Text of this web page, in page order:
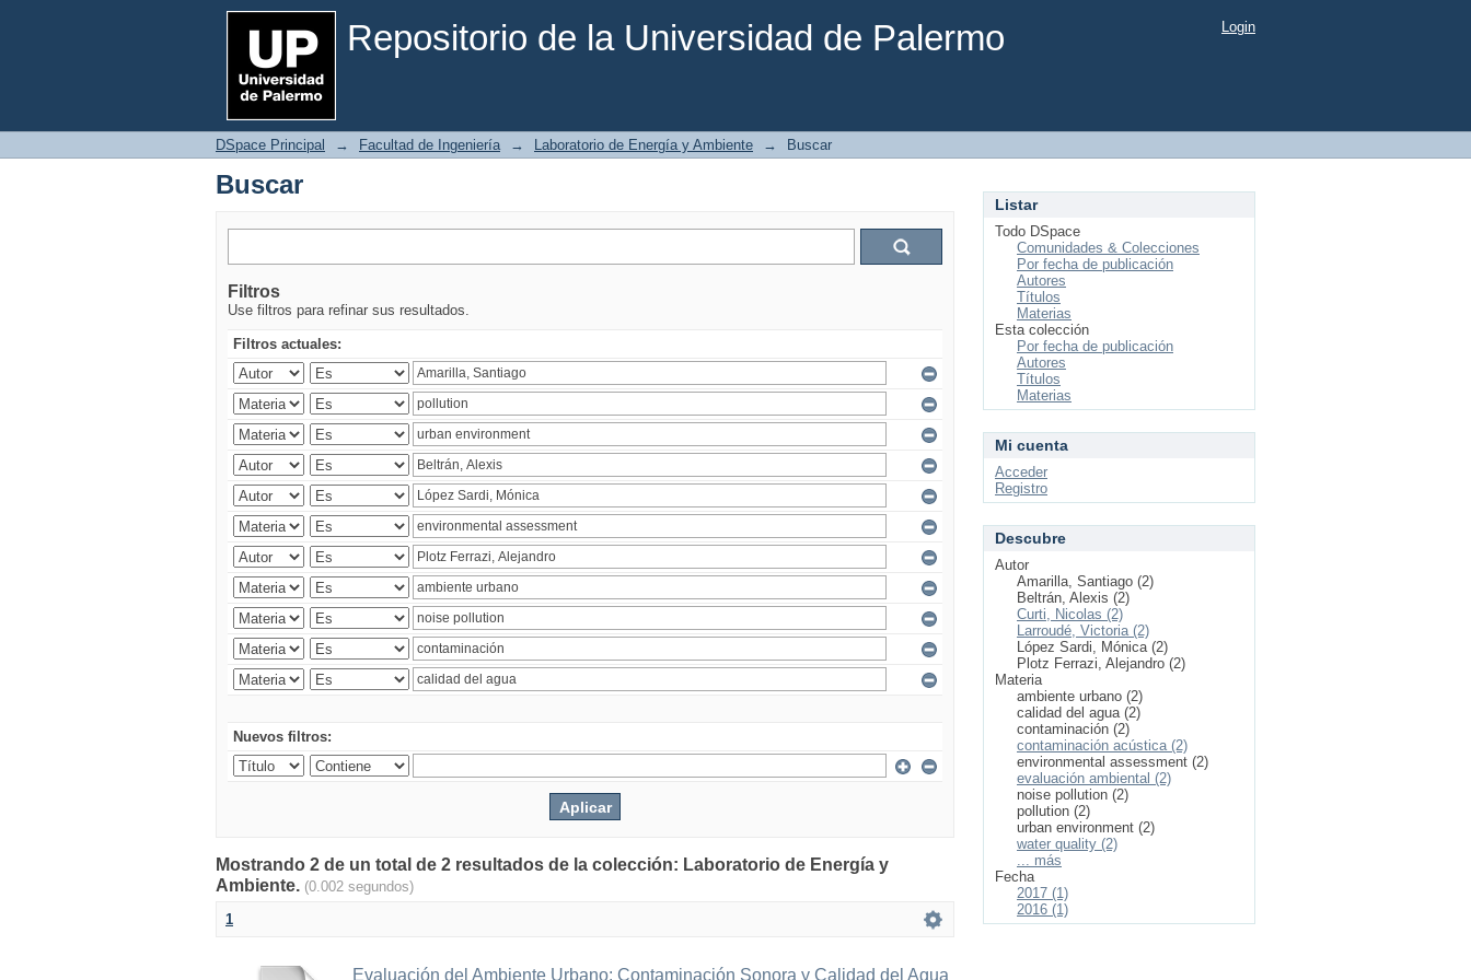
Repositorio de la Universidad de Palermo
Buscar Login
DSpace Principal → Facultad de Ingeniería → Laboratorio de Energía y Ambiente → Buscar
Buscar
Filtros
Use filtros para refinar sus resultados.
Filtros actuales:
Nuevos filtros:
Mostrando 2 de un total de 2 resultados de la colección: Laboratorio de Energía y
Ambiente. (0.002 segundos)
1
Evaluación del Ambiente Urbano: Contaminación Sonora y Calidad del Agua
Listar
Todo DSpace
Comunidades & Colecciones
Por fecha de publicación
Autores
Títulos
Materias
Esta colección
Por fecha de publicación
Autores
Títulos
Materias
Mi cuenta
Acceder
Registro
Descubre
Autor
Amarilla, Santiago (2)
Beltrán, Alexis (2)
Curti, Nicolas (2)
Larroudé, Victoria (2)
López Sardi, Mónica (2)
Plotz Ferrazi, Alejandro (2)
Materia
ambiente urbano (2)
calidad del agua (2)
contaminación (2)
contaminación acústica (2)
environmental assessment (2)
evaluación ambiental (2)
noise pollution (2)
pollution (2)
urban environment (2)
water quality (2)
... más
Fecha
2017 (1)
2016 (1)